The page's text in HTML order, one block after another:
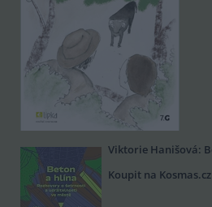
Viktorie Hanišová:
Koupit na Kosmas.cz